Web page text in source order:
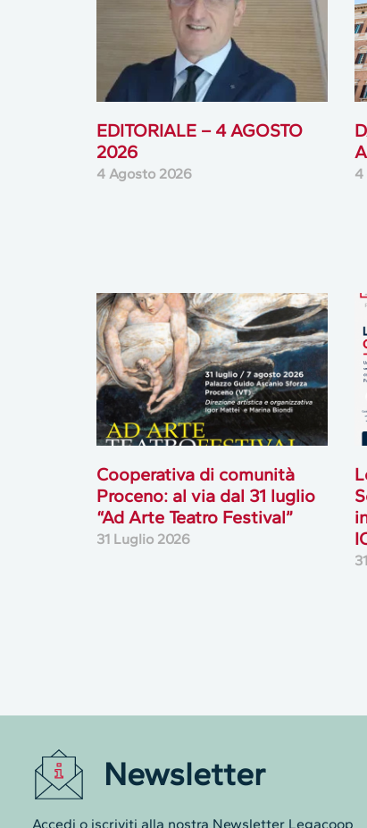
EDITORIALE – 4 AGOSTO
2026
4 Agosto 2026 4
Cooperativa di comunità
Proceno: al via dal 31 luglio
“Ad Arte Teatro Festival”
31 Luglio 2026
Newsletter
Accedi o iscriviti alla nostra Newsletter Legacoop
Questo sito web